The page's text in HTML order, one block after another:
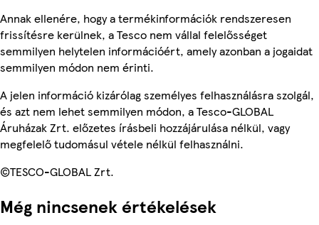
Annak ellenére, hogy a termékinformációk rendszeresen
frissítésre kerülnek, a Tesco nem vállal felelősséget
semmilyen helytelen információért, amely azonban a jogaidat
semmilyen módon nem érinti.
A jelen információ kizárólag személyes felhasználásra szolgál,
és azt nem lehet semmilyen módon, a Tesco-GLOBAL
Áruházak Zrt. előzetes írásbeli hozzájárulása nélkül, vagy
megfelelő tudomásul vétele nélkül felhasználni.
©TESCO-GLOBAL Zrt.
Még nincsenek értékelések